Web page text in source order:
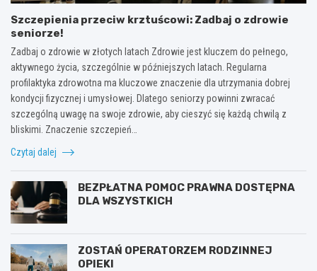
Szczepienia przeciw krztuścowi: Zadbaj o zdrowie
seniorze!
Zadbaj o zdrowie w złotych latach Zdrowie jest kluczem do pełnego,
aktywnego życia, szczególnie w późniejszych latach. Regularna
profilaktyka zdrowotna ma kluczowe znaczenie dla utrzymania dobrej
kondycji fizycznej i umysłowej. Dlatego seniorzy powinni zwracać
szczególną uwagę na swoje zdrowie, aby cieszyć się każdą chwilą z
bliskimi. Znaczenie szczepień…
Czytaj dalej
BEZPŁATNA POMOC PRAWNA DOSTĘPNA
DLA WSZYSTKICH
ZOSTAŃ OPERATORZEM RODZINNEJ
OPIEKI